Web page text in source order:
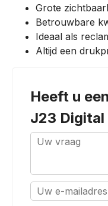
Grote
Betrouwbare
Ideaal als
Altijd een
Heeft u
J23 Digital